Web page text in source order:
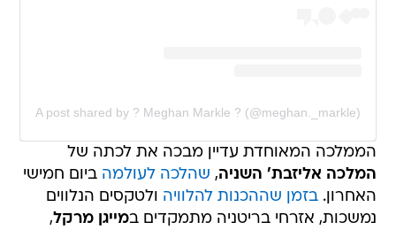
A post shared by ? Meghan Markle ? (@meghan._markle)
הממלכה המאוחדת עדיין מבכה את לכתה של
המלכה אליזבת' השניה, שהלכה לעולמה ביום חמישי
האחרון.בזמן שההכנות להלוויה ולטקסים הנלווים
נמשכות, אזרחי בריטניה מתמקדים במייגן מרקל,